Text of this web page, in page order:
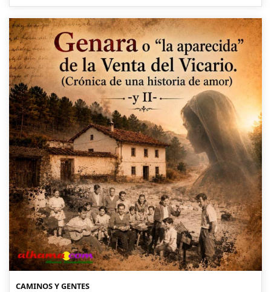
CAMINOS Y GENTES